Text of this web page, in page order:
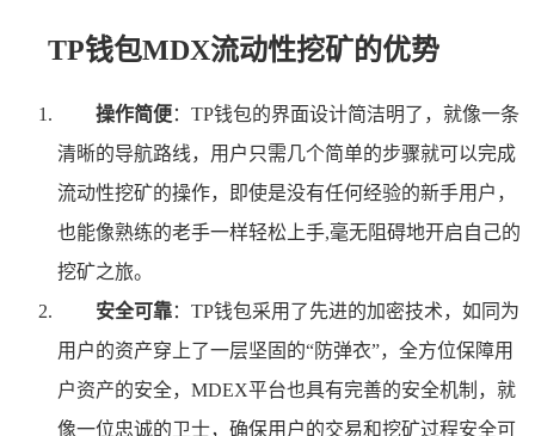
TP钱包MDX流动性挖矿的优势
操作简便：TP钱包的界面设计简洁明了，就像一条
清晰的导航路线，用户只需几个简单的步骤就可以完成
流动性挖矿的操作，即使是没有任何经验的新手用户，
也能像熟练的老手一样轻松上手,毫无阻碍地开启自己的
挖矿之旅。
安全可靠：TP钱包采用了先进的加密技术，如同为
用户的资产穿上了一层坚固的“防弹衣”，全方位保障用
户资产的安全，MDEX平台也具有完善的安全机制，就
像一位忠诚的卫士，确保用户的交易和挖矿过程安全可